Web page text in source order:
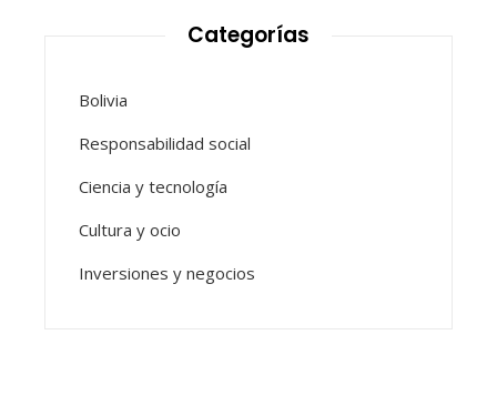
Categorías
Bolivia
Responsabilidad social
Ciencia y tecnología
Cultura y ocio
Inversiones y negocios